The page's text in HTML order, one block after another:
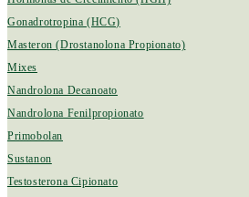
Gonadrotropina (HCG)
Masteron (Drostanolona Propionato)
Mixes
Nandrolona Decanoato
Nandrolona Fenilpropionato
Primobolan
Sustanon
Testosterona Cipionato